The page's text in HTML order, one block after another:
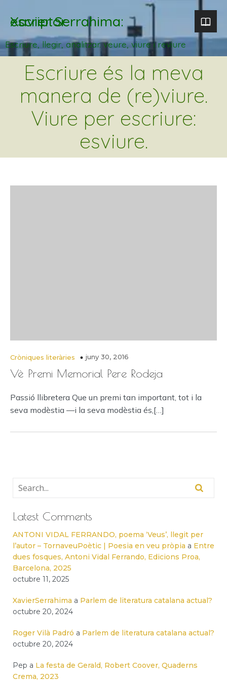
Xavier Serrahima: escriptor
Escriure, llegir, analitzar. veure, viure i reviure
Escriure és la meva
manera de (re)viure.
Viure per escriure:
esviure.
Cròniques literàries juny 30, 2016
Vè Premi Memorial Pere Rodeja
Passió llibretera Que un premi tan important, tot i la
seva modèstia —i la seva modèstia és,[…]
Latest Comments
ANTONI VIDAL FERRANDO, poema ‘Veus’, llegit per
l’autor – TornaveuPoètic | Poesia en veu pròpia a Entre
dues fosques, Antoni Vidal Ferrando, Edicions Proa,
Barcelona, 2025
octubre 11, 2025
XavierSerrahima a Parlem de literatura catalana actual?
octubre 20, 2024
Roger Vilà Padró a Parlem de literatura catalana actual?
octubre 20, 2024
Pep a La festa de Gerald, Robert Coover, Quaderns
Crema, 2023